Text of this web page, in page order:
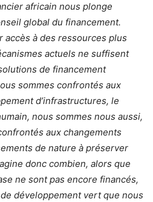
africain nous plonge
global du financement.
accès à des ressources plus
actuels ne suffisent
de financement
sommes confrontés aux
d’infrastructures, le
nous sommes nous aussi,
aux changements
de nature à préserver
donc combien, alors que
ne sont pas encore financés,
développement vert que nous